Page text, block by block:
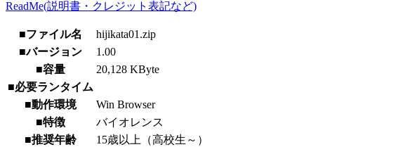
ReadMe(説明書・クレジット表記など)
■ファイル名
hijikata01.zip
■バージョン
1.00
■容量
20,128 KByte
■必要ランタイム
■動作環境
Win Browser
■特徴
バイオレンス
■推奨年齢
15歳以上（高校生～）